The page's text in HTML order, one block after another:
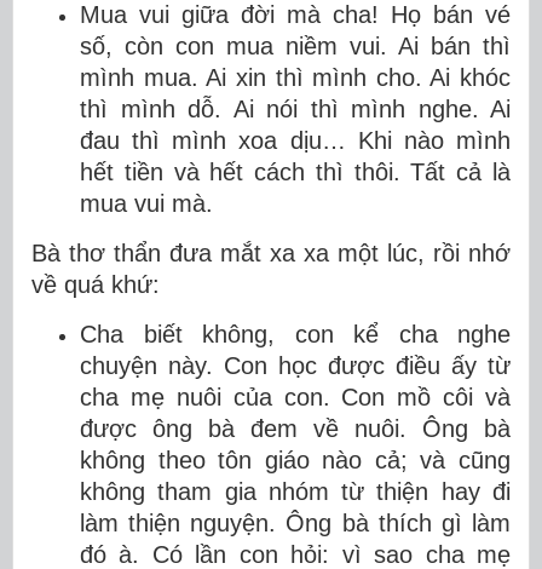
Mua vui giữa đời mà cha! Họ bán vé
số, còn con mua niềm vui. Ai bán thì
mình mua. Ai xin thì mình cho. Ai khóc
thì mình dỗ. Ai nói thì mình nghe. Ai
đau thì mình xoa dịu… Khi nào mình
hết tiền và hết cách thì thôi. Tất cả là
mua vui mà.
Bà thơ thẩn đưa mắt xa xa một lúc, rồi nhớ
về quá khứ:
Cha biết không, con kể cha nghe
chuyện này. Con học được điều ấy từ
cha mẹ nuôi của con. Con mồ côi và
được ông bà đem về nuôi. Ông bà
không theo tôn giáo nào cả; và cũng
không tham gia nhóm từ thiện hay đi
làm thiện nguyện. Ông bà thích gì làm
đó à. Có lần con hỏi: vì sao cha mẹ